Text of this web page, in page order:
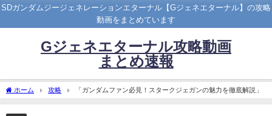
SDガンダムジージェネレーションエターナル【Gジェネエターナル】の攻略
動画をまとめています
Gジェネエターナル攻略動画
まとめ速報
ホーム 攻略 「ガンダムファン必見！スタークジェガンの魅力を徹底解説」